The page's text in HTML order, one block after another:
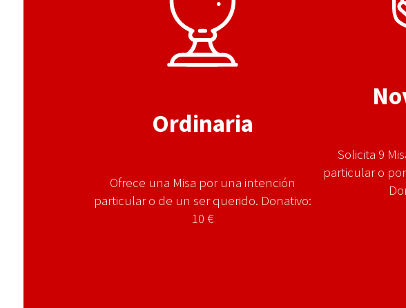
Ordinaria
Ofrece una Misa por una intención
particular o de un ser querido. Donativo:
10 €
Solicita 9
particular o